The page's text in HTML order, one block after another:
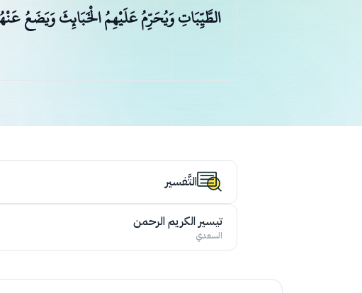
الطَّيِّبَاتِ وَيُحَرِّمُ عَلَيْهِمُ الْخَبَائِثَ وَيَضَعُ
التَّفسير
تيسير الكريم الرحمن
السعدي